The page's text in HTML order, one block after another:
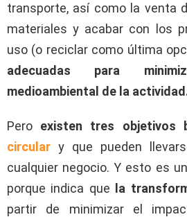
transporte, así como la venta
materiales y acabar con los
uso (o reciclar como última
adecuadas para
medioambiental de la
Pero existen tres objetivos
circular y que pueden
cualquier negocio. Y esto es
porque indica que
la
partir de minimizar el